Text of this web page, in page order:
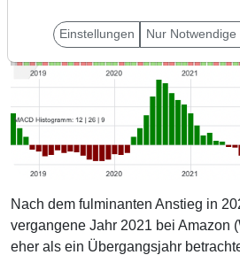
Nach dem fulminanten Anstieg in
vergangene Jahr 2021 bei Amazon
eher als ein Übergangsjahr
Einstellungen Nur Notwendige